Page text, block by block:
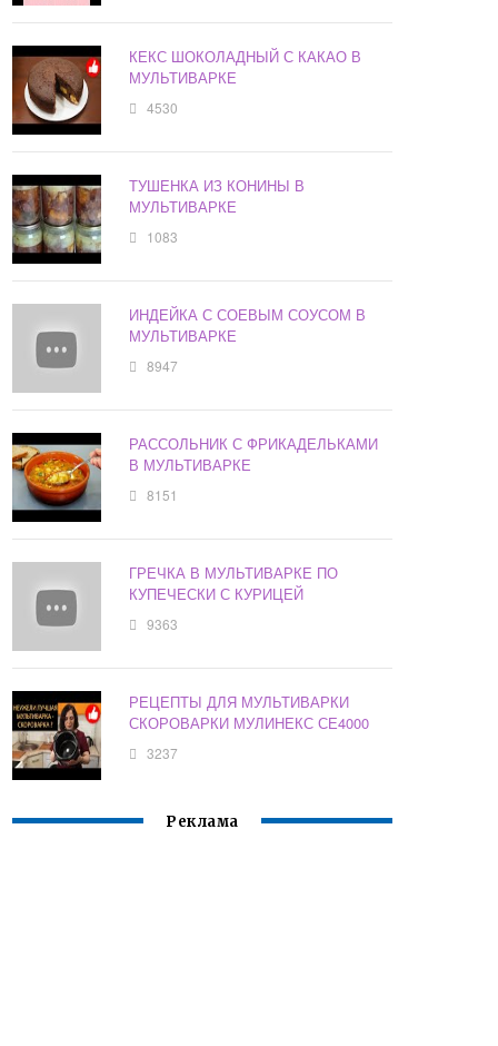
КЕКС ШОКОЛАДНЫЙ С КАКАО В
МУЛЬТИВАРКЕ
4530
ТУШЕНКА ИЗ КОНИНЫ В
МУЛЬТИВАРКЕ
1083
ИНДЕЙКА С СОЕВЫМ СОУСОМ В
МУЛЬТИВАРКЕ
8947
РАССОЛЬНИК С ФРИКАДЕЛЬКАМИ
В МУЛЬТИВАРКЕ
8151
ГРЕЧКА В МУЛЬТИВАРКЕ ПО
КУПЕЧЕСКИ С КУРИЦЕЙ
9363
РЕЦЕПТЫ ДЛЯ МУЛЬТИВАРКИ
СКОРОВАРКИ МУЛИНЕКС СЕ4000
3237
Реклама